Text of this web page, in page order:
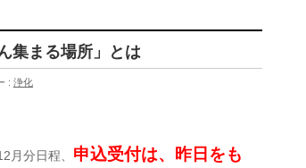
集まる場所」とは
: 浄化
月分日程、 申込受付は、昨日をも